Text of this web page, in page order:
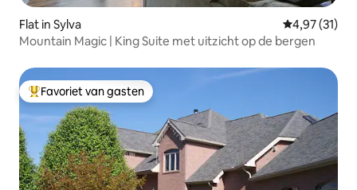
Flat in Sylva Gemiddelde
4,97 (31)
Mountain Magic | King Suite met uitzicht op de bergen
Topfavoriet van gasten
Favoriet van gasten